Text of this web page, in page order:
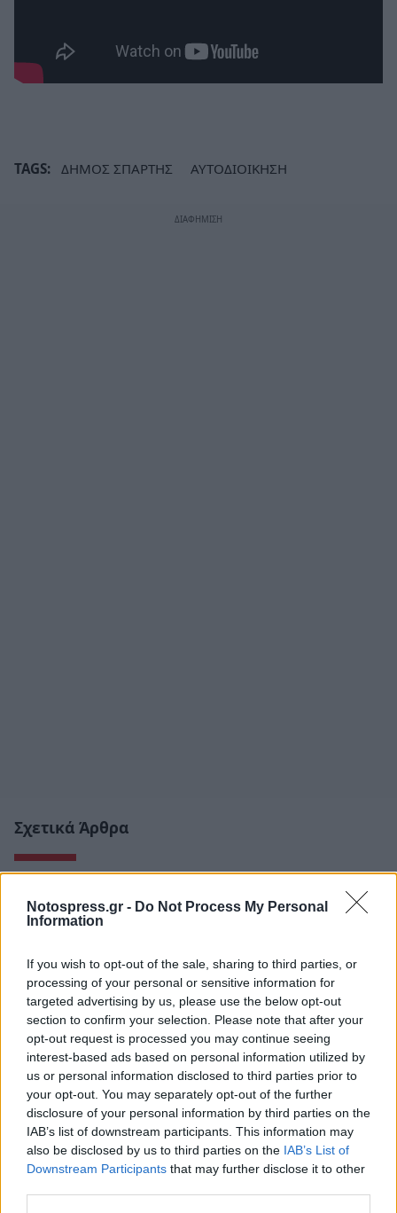
Notospress.gr - Do Not Process My Personal
Information
If you wish to opt-out of the sale, sharing to third parties, or
processing of your personal or sensitive information for
targeted advertising by us, please use the below opt-out
section to confirm your selection. Please note that after your
opt-out request is processed you may continue seeing
interest-based ads based on personal information utilized by
us or personal information disclosed to third parties prior to
your opt-out. You may separately opt-out of the further
disclosure of your personal information by third parties on the
IAB’s list of downstream participants. This information may
also be disclosed by us to third parties on the IAB’s List of
Downstream Participants that may further disclose it to other
TAGS: ΔΗΜΟΣ ΣΠΑΡΤΗΣ ΑΥΤΟΔΙΟΙΚΗΣΗ
Σχετικά Άρθρα
Ανδρεάκος: «Δεν με ενδιαφέρει το πολιτικό
κόστος αλλά να υπάρχει νερό σήμερα, αύριο
και στο μέλλον»
08/08/2026 08:38